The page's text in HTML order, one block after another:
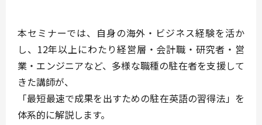
本セミナーでは、自身の海外・ビジネス経験を活か
し、12年以上にわたり経営層・会計職・研究者・営
業・エンジニアなど、多様な職種の駐在者を支援して
きた講師が、
「最短最速で成果を出すための駐在英語の習得法」を
体系的に解説します。